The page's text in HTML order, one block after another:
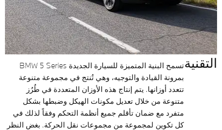
التقنية
تسمح البنية المتميزة للسيارة الجديدة BMW 5 Series
بمرونة القيادة والتوجيه، وهي تُنتج في مجموعة متنوعة
تتعدد أوزانها. يتم إنتاج هذه الأوزان المتعددة في طُرُز
متنوعة من خلال تعديل مكونات الهيكل وضبطها بشكل
متفرد مع ضمان تأقلم جميع أنظمة التحكم وفقاً لذلك في
كل تكوين لمجموعة من مجموعات نقل الحركة. بغض النظر